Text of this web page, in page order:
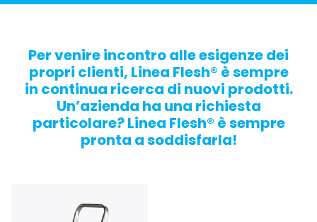
Per venire incontro alle esigenze dei
propri clienti, Linea Flesh® è sempre
in continua ricerca di nuovi prodotti.
Un’azienda ha una richiesta
particolare? Linea Flesh® è sempre
pronta a soddisfarla!